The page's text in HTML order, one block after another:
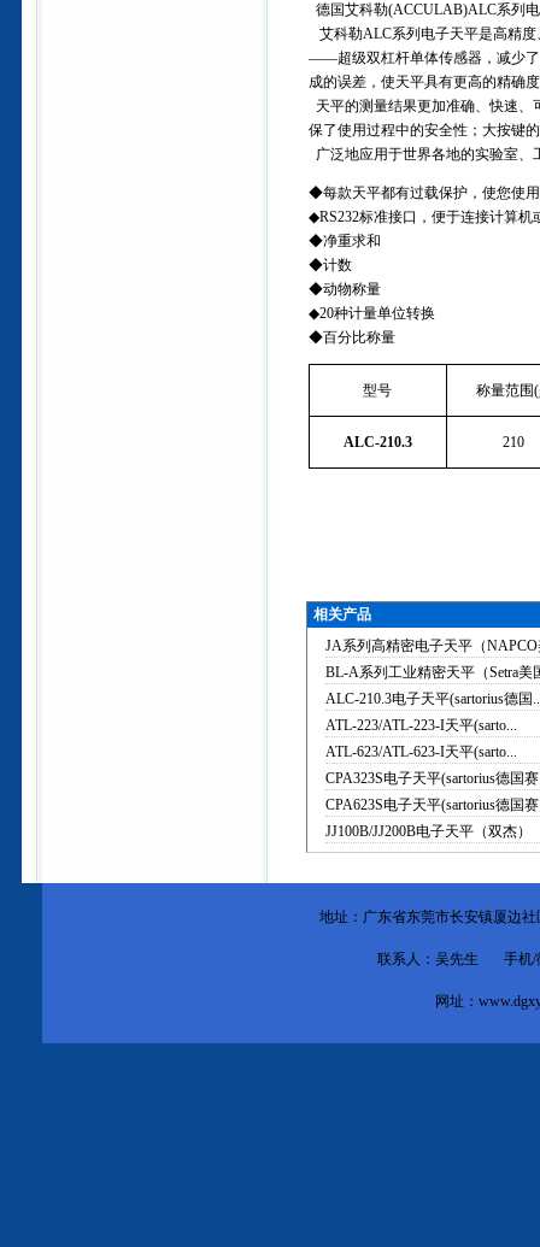
德国艾科勒(ACCULAB)ALC系列
艾科勒ALC系列电子天平是高精
——超级双杠杆单体传感器，减少
成的误差，使天平具有更高的精确
天平的测量结果更加准确、快速
保了使用过程中的安全性；大按键
广泛地应用于世界各地的实验室
◆每款天平都有过载保护，使您使
◆RS232标准接口，便于连接计算机
◆净重求和
◆计数
◆动物称量
◆20种计量单位转换
◆百分比称量
型号 称量范围
ALC-210.3 210
相关产品
JA系列高精密电子天平（
BL-A系列工业精密天平（Setra美
ALC-210.3电子天平(sartorius德国
ATL-223/ATL-223-I天平(sarto...
ATL-623/ATL-623-I天平(sarto...
CPA323S电子天平(sartorius德国
CPA623S电子天平(sartorius德国
JJ100B/JJ200B电子天平（双杰）
地址：广东省东莞市长安镇厦边
联系人：吴先生 手机/
网址：